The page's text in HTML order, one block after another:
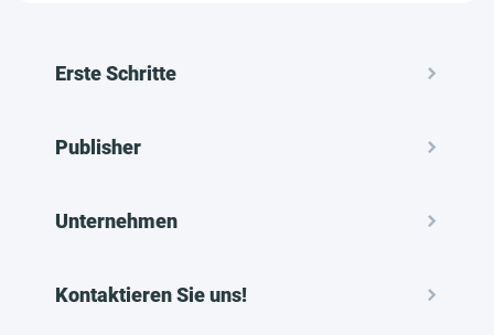
Erste Schritte
Publisher
Unternehmen
Kontaktieren Sie uns!